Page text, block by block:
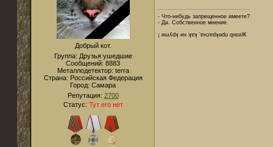
Добрый кот.
Группа: Друзья ушедшие
Сообщений: 8883
Металлодетектор: terra
Страна: Российская Федерация
Город: Cамара
Репутация: 2700
Статус: Тут его нет
- Что-нибудь запрещенное имеете?
- Да. Собственное мнение.
¡ иɯʎdʞ ин ʞɐʞ 'ɐнɔɐdʞǝdu qнεиЖ